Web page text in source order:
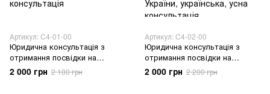
Артикул: C4-01-00
Юридична консультація з
отримання посвідки на
тимчасове проживання на
підставі шлюбу з
2 000 грн 2 100 грн
Артикул: C4-02-00
Юридична консультація з
отримання посвідки на
тимчасове проживання -
дітям - батьків іноземців, які
2 000 грн 2 200 грн